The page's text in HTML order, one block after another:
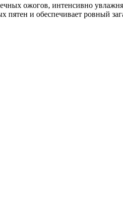
ожогов, интенсивно
и обеспечивает ровный